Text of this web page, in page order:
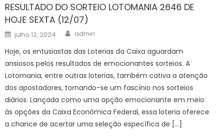
RESULTADO DO SORTEIO LOTOMANIA 2646 DE
HOJE SEXTA (12/07)
Posted
on
julho 12, 2024 Author
admin
Hoje, os entusiastas das Loterias da Caixa aguardam
ansiosos pelos resultados de emocionantes sorteios. A
Lotomania, entre outras loterias, também cativa a atenção
dos apostadores, tornando-se um fascínio nos sorteios
diários. Lançada como uma opção emocionante em meio
às opções da Caixa Econômica Federal, essa loteria oferece
a chance de acertar uma seleção específica de […]